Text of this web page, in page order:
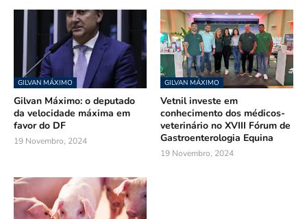
GILVAN MÁXIMO
Gilvan Máximo: o deputado
da velocidade máxima em
favor do DF
19 Novembro, 2024
GILVAN MÁXIMO
Vetnil investe em
conhecimento dos médicos-
veterinário no XVIII Fórum de
Gastroenterologia Equina
19 Novembro, 2024